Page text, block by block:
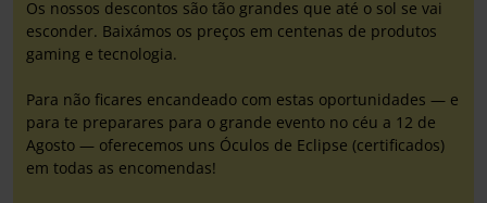
Os nossos descontos são tão grandes que até o sol se vai
esconder. Baixámos os preços em centenas de produtos
gaming e tecnologia.
Para não ficares encandeado com estas oportunidades — e
para te preparares para o grande evento no céu a 12 de
Agosto — oferecemos uns Óculos de Eclipse (certificados)
em todas as encomendas!